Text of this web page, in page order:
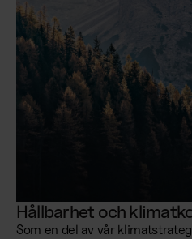
Hållbarhet och
Som en del av vår